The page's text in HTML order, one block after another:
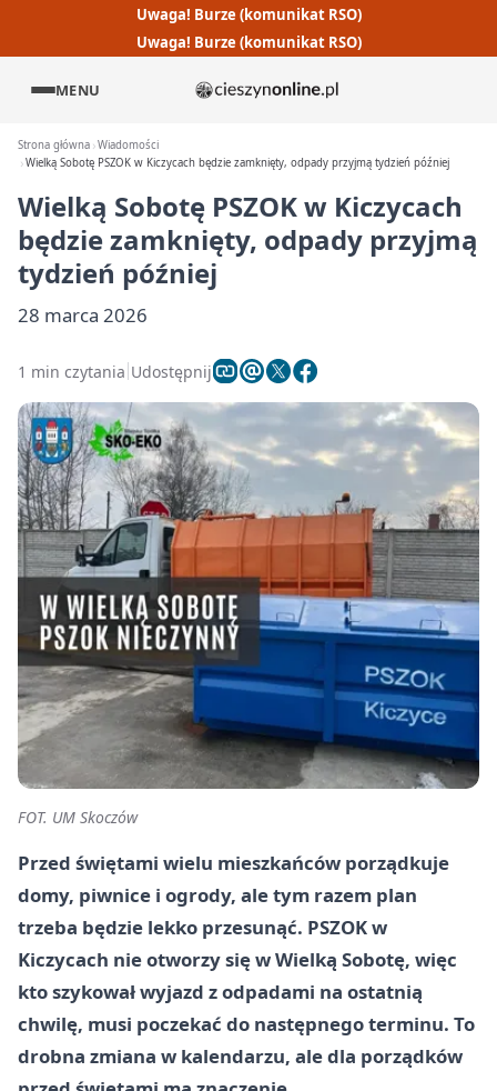
Uwaga! Burze (komunikat RSO)
Uwaga! Burze (komunikat RSO)
MENU
Strona główna Wiadomości
Wielką Sobotę PSZOK w Kiczycach będzie zamknięty, odpady przyjmą tydzień później
Wielką Sobotę PSZOK w Kiczycach
będzie zamknięty, odpady przyjmą
tydzień później
28 marca 2026
1 min czytania Udostępnij
FOT. UM Skoczów
Przed świętami wielu mieszkańców porządkuje
domy, piwnice i ogrody, ale tym razem plan
trzeba będzie lekko przesunąć. PSZOK w
Kiczycach nie otworzy się w Wielką Sobotę, więc
kto szykował wyjazd z odpadami na ostatnią
chwilę, musi poczekać do następnego terminu. To
drobna zmiana w kalendarzu, ale dla porządków